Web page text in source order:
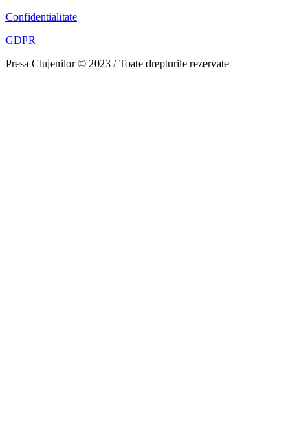
Confidentialitate
GDPR
Presa Clujenilor © 2023 / Toate drepturile rezervate